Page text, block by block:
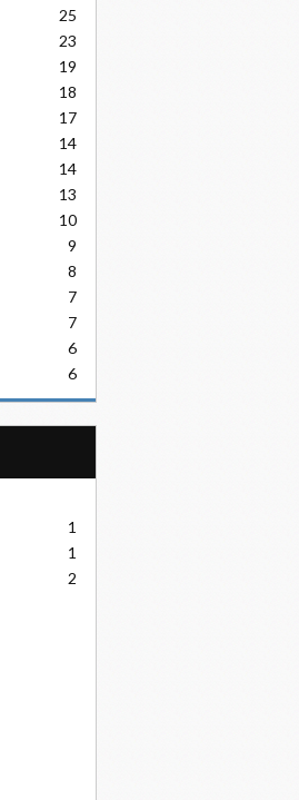
25
23
19
18
17
14
14
13
10
9
8
7
7
6
6
1
1
2